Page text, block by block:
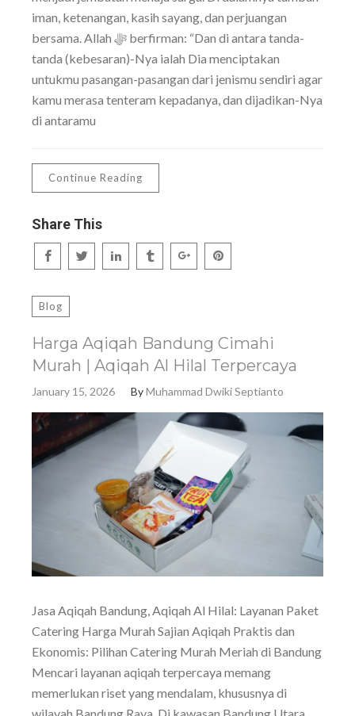
iman, ketenangan, kasih sayang, dan perjuangan
bersama. Allah ﷻ berfirman: “Dan di antara tanda-
tanda (kebesaran)-Nya ialah Dia menciptakan
untukmu pasangan-pasangan dari jenismu sendiri agar
kamu merasa tenteram kepadanya, dan dijadikan-Nya
di antaramu
Continue Reading
Share This
Blog
Harga Aqiqah Bandung Cimahi
Murah | Aqiqah Al Hilal Terpercaya
January 15, 2026 ByMuhammad Dwiki Septianto
Jasa Aqiqah Bandung, Aqiqah Al Hilal: Layanan Paket
Catering Harga Murah Sajian Aqiqah Praktis dan
Ekonomis: Pilihan Catering Murah Meriah di Bandung
Mencari layanan aqiqah terpercaya memang
memerlukan riset yang mendalam, khususnya di
wilayah Bandung Raya. Di kawasan Bandung Utara